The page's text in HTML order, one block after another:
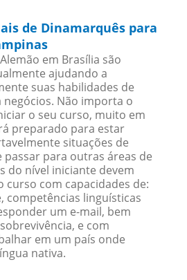
de Dinamarquês para
em Brasília são
ajudando a
suas habilidades de
Não importa o
o seu curso, muito em
preparado para estar
situações de
passar para outras áreas de
do nível iniciante devem
com capacidades de:
competências linguísticas
um e-mail, bem
e com
em um país onde
nativa.